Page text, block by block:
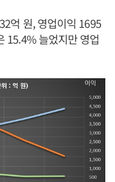
억 원, 영업이익 1695
15.4% 늘었지만 영업